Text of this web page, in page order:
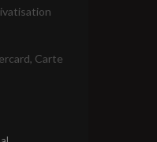
Carte